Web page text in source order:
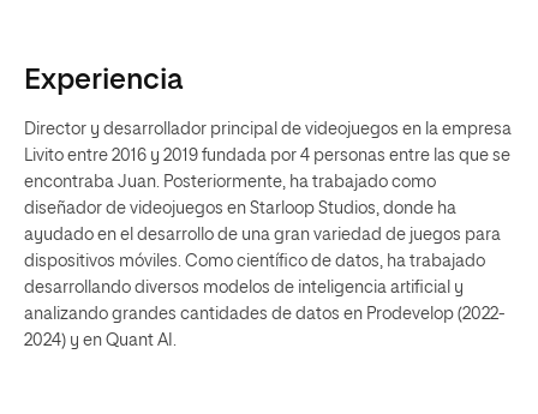
Experiencia
Director y desarrollador principal de videojuegos en la empresa
Livito entre 2016 y 2019 fundada por 4 personas entre las que se
encontraba Juan. Posteriormente, ha trabajado como
diseñador de videojuegos en Starloop Studios, donde ha
ayudado en el desarrollo de una gran variedad de juegos para
dispositivos móviles. Como científico de datos, ha trabajado
desarrollando diversos modelos de inteligencia artificial y
analizando grandes cantidades de datos en Prodevelop (2022-
2024) y en Quant AI.